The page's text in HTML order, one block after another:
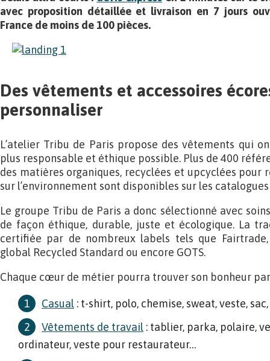
avec proposition détaillée et livraison en 7 jours
France de moins de 100 pièces.
Des vêtements et accessoires
personnaliser
L’atelier Tribu de Paris propose des vêtements qui
plus responsable et éthique possible. Plus de 400
des matières organiques, recyclées et upcyclées pour
sur l’environnement sont disponibles sur les
Le groupe Tribu de Paris a donc sélectionné avec
de façon éthique, durable, juste et écologique. La
certifiée par de nombreux labels tels que Fairtrade,
global Recycled Standard ou encore GOTS.
Chaque cœur de métier pourra trouver son bonheur
Casual : t-shirt, polo, chemise, sweat, veste,
Vêtements de travail : tablier, parka, polaire,
ordinateur, veste pour restaurateur…